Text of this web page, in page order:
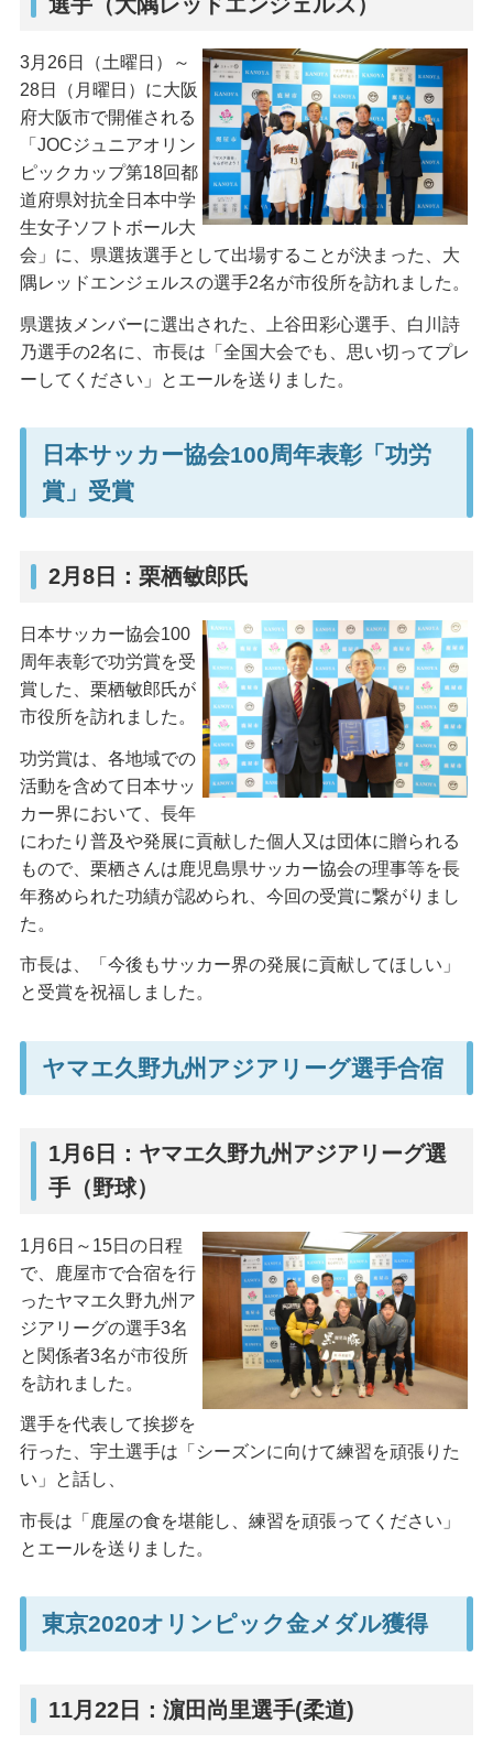
3月26日（土曜日）～
28日（月曜日）に大阪
府大阪市で開催される
「JOCジュニアオリン
ピックカップ第18回都
道府県対抗全日本中学
生女子ソフトボール大
会」に、県選抜選手として出場することが決まった、大
隅レッドエンジェルスの選手2名が市役所を訪れました。
県選抜メンバーに選出された、上谷田彩心選手、白川詩
乃選手の2名に、市長は「全国大会でも、思い切ってプレ
ーしてください」とエールを送りました。
日本サッカー協会100周年表彰「功労
賞」受賞
2月8日：栗栖敏郎氏
日本サッカー協会100
周年表彰で功労賞を受
賞した、栗栖敏郎氏が
市役所を訪れました。
功労賞は、各地域での
活動を含めて日本サッ
カー界において、長年
にわたり普及や発展に貢献した個人又は団体に贈られる
もので、栗栖さんは鹿児島県サッカー協会の理事等を長
年務められた功績が認められ、今回の受賞に繋がりまし
た。
市長は、「今後もサッカー界の発展に貢献してほしい」
と受賞を祝福しました。
ヤマエ久野九州アジアリーグ選手合宿
1月6日：ヤマエ久野九州アジアリーグ選
手（野球）
1月6日～15日の日程
で、鹿屋市で合宿を行
ったヤマエ久野九州ア
ジアリーグの選手3名
と関係者3名が市役所
を訪れました。
選手を代表して挨拶を
行った、宇土選手は「シーズンに向けて練習を頑張りた
い」と話し、
市長は「鹿屋の食を堪能し、練習を頑張ってください」
とエールを送りました。
東京2020オリンピック金メダル獲得
11月22日：濵田尚里選手(柔道)